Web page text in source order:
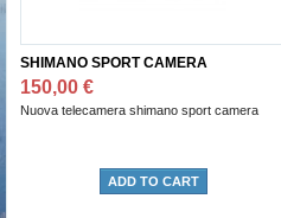
SHIMANO SPORT CAMERA
150,00 €
Nuova telecamera shimano sport camera
ADD TO CART